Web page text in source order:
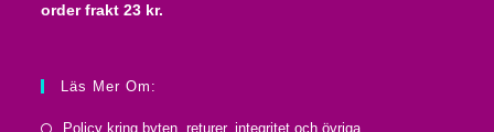
order frakt 23 kr.
Läs Mer Om:
Policy kring byten, returer, integritet och övriga